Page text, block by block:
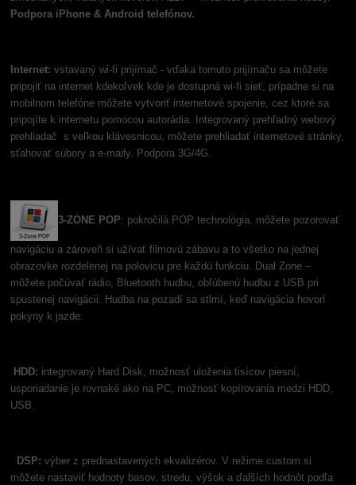
Podpora iPhone & Android telefónov.
Internet:vstavaný wi-fi prijímač - vďaka tomuto prijímaču sa môžete
pripojiť na internet kdekoľvek kde je dostupná wi-fi sieť, prípadne si na
mobilnom telefóne môžete vytvoriť internetové spojenie, cez ktoré sa
pripojíte k internetu pomocou autorádia. Integrovaný prehľadný webový
prehliadač s veľkou klávesnicou, môžete prehliadať internetové stránky,
sťahovať súbory a e-maily. Podpora 3G/4G.
3-ZONE POP: pokročilá POP technológia, môžete pozorovať
navigáciu a zároveň si užívať filmovú zábavu a to všetko na jednej
obrazovke rozdelenej na polovicu pre každú funkciu. Dual Zone –
môžete počúvať rádio, Bluetooth hudbu, obľúbenú hudbu z USB pri
spustenej navigácii. Hudba na pozadí sa stlmí, keď navigácia hovorí
pokyny k jazde.
HDD: integrovaný Hard Disk, možnosť uloženia tisícov piesní,
usporiadanie je rovnaké ako na PC, možnosť kopírovania medzi HDD,
USB.
DSP: výber z prednastavených ekvalizérov. V režime custom si
môžete nastaviť hodnoty basov, stredu, výšok a ďalších hodnôt podľa